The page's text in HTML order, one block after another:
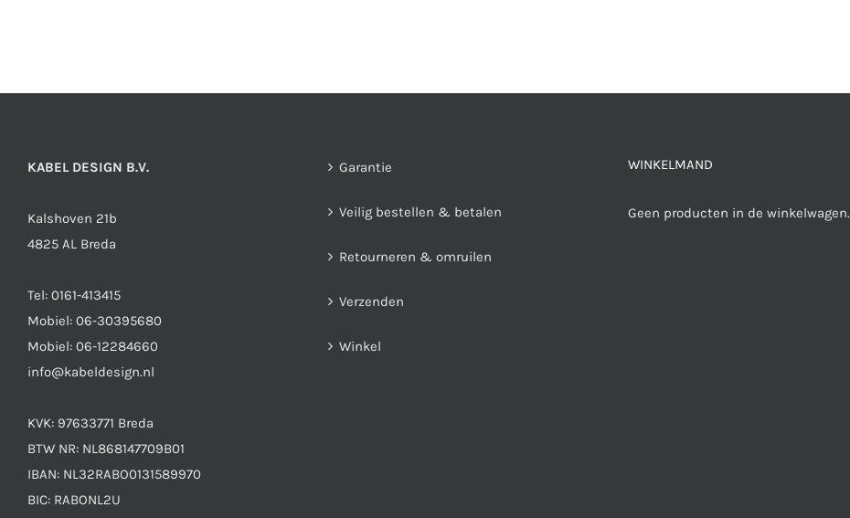
KABEL DESIGN B.V.
Kalshoven 21b
4825 AL Breda
Tel: 0161-413415
Mobiel: 06-30395680
Mobiel: 06-12284660
info@kabeldesign.nl
KVK: 97633771 Breda
BTW NR: NL868147709B01
IBAN: NL32RABO0131589970
BIC: RABONL2U
Garantie
Veilig bestellen & betalen
Retourneren & omruilen
Verzenden
Winkel
WINKELMAND
Geen producten in de winkelwagen.